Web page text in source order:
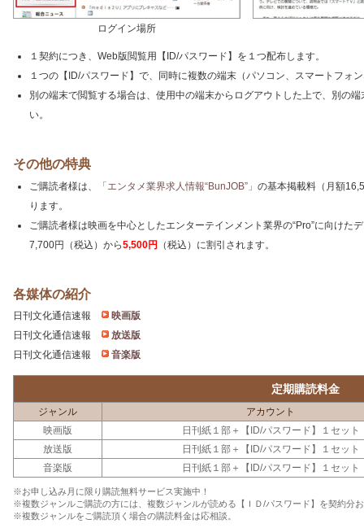
ログイン場所
１契約につき、Web版閲覧用【ID/パスワード】を１つ配布します。
１つの【ID/パスワード】で、同時に複数の端末（パソコン、スマートフォ
別の端末で閲覧する場合は、使用中の端末からログアウトした上で、別の
い。
その他の特典
ご購読者様は、 「エンタメ業界求人情報“BunJOB”」 の基本掲載料（月額
ります。
ご購読者様は映画を中心としたエンターテインメント業界の“Pro”に向けた
7,700円（税込）から5,500円 （税込）に割引されます。
各媒体の紹介
日刊文化通信速報
映画版
日刊文化通信速報
放送版
日刊文化通信速報
音楽版
定期購読料金
ジャンル
アカウント
映画版
日刊紙１部＋【ID/パスワード】１セット
放送版
日刊紙１部＋【ID/パスワード】１セット
音楽版
日刊紙１部＋【ID/パスワード】１セット
※お申し込み月に限り購読無料サービス実施中！
※複数ジャンルご購読の方には、複数ジャンルが読める【ＩＤ/パスワード】を契約分
※複数ジャンルをご購読頂く場合の購読料金は応相談。